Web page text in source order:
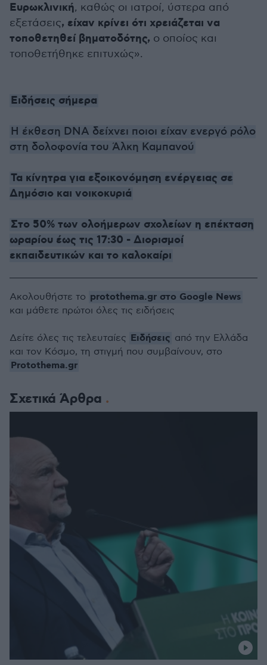
Ευρωκλινική, καθώς οι ιατροί, ύστερα από
εξετάσεις, είχαν κρίνει ότι χρειάζεται να
τοποθετηθεί βηματοδότης, ο οποίος και
τοποθετήθηκε επιτυχώς».
Ειδήσεις σήμερα
Η έκθεση DNA δείχνει ποιοι είχαν ενεργό ρόλο
στη δολοφονία του Άλκη Καμπανού
Τα κίνητρα για εξοικονόμηση ενέργειας σε
Δημόσιο και νοικοκυριά
Στο 50% των ολοήμερων σχολείων η επέκταση
ωραρίου έως τις 17:30 - Διορισμοί
εκπαιδευτικών και το καλοκαίρι
Σχετικά Άρθρα
Ακολουθήστε το protothema.gr στο Google News
και μάθετε πρώτοι όλες τις ειδήσεις
Δείτε όλες τις τελευταίες Ειδήσεις από την Ελλάδα
και τον Κόσμο, τη στιγμή που συμβαίνουν, στο
Protothema.gr